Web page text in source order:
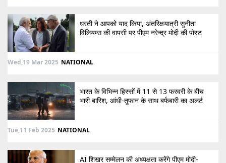
धरती ने आपको याद किया, अंतरिक्षयात्री सुनीता
विलियम्स की वापसी पर पीएम नरेन्द्र मोदी की पोस्ट
Wed,19 Mar 2025 NATIONAL
भारत के विभिन्न हिस्सों में 11 से 13 फरवरी के बीच
भारी बारिश, आंधी-तूफान के साथ बर्फबारी का अलर्ट
Tue,11 Feb 2025 NATIONAL
AI शिखर सम्मेलन की अध्यक्षता करेंगे पीएम मोदी-